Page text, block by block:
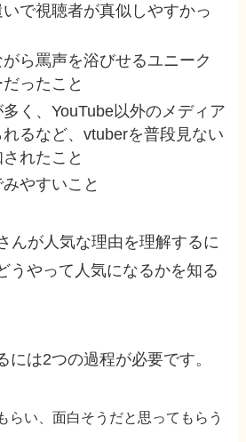
で視聴者が真似しやすかっ
ら罵声を浴びせるユニーク
ったこと
く、YouTube以外のメディア
るなど、vtuberを普段見ない
れたこと
やすいこと
んが人気な理由を理解するに
うやって人気になるかを知る
には2つの過程が必要です。
らい、面白そうだと思ってもらう